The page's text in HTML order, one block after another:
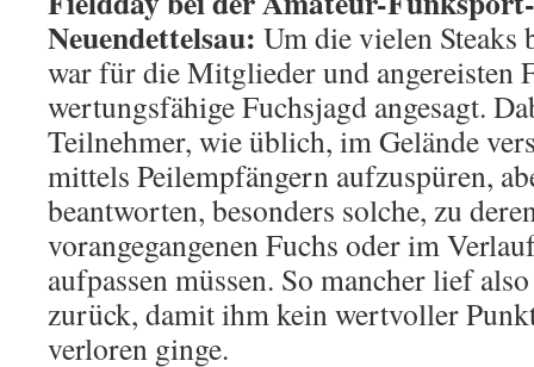
Neuendettelsau: Um die vielen Steaks
war für die Mitglieder und angereisten
wertungsfähige Fuchsjagd angesagt.
Teilnehmer, wie üblich, im Gelände
mittels Peil­empfängern aufzuspüren,
beantworten, besonders solche, zu
vorangegangenen Fuchs oder im
aufpassen müssen. So mancher lief
zurück, damit ihm kein wertvoller
verloren ginge.